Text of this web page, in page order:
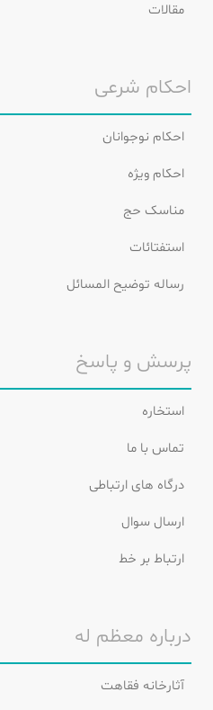
مقالات
احکام شرعی
احکام نوجوانان
احکام ویژه
مناسک حج
استفتائات
رساله توضیح المسائل
پرسش و پاسخ
استخاره
تماس با ما
درگاه های ارتباطی
ارسال سوال
ارتباط بر خط
درباره معظم له
آثارخانه فقاهت